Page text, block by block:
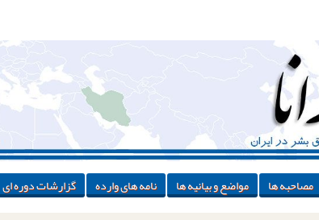
مصاحبه ها مواضع و بیانیه ها نامه های وارده گزارشات دوره ای